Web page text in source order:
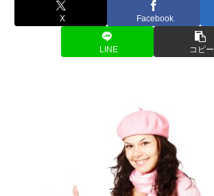
X Facebook
LINE コピー